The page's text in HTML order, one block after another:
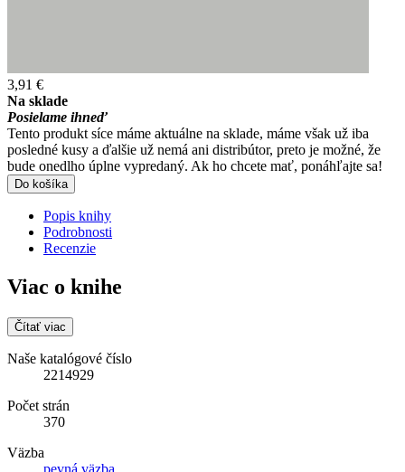
3,91 €
Na sklade
Posielame ihneď
Tento produkt síce máme aktuálne na sklade, máme však už iba
posledné kusy a ďalšie už nemá ani distribútor, preto je možné, že
bude onedlho úplne vypredaný. Ak ho chcete mať, ponáhľajte sa!
Do košíka
Popis knihy
Podrobnosti
Recenzie
Viac o knihe
Čítať viac
Naše katalógové číslo
2214929
Počet strán
370
Väzba
pevná väzba